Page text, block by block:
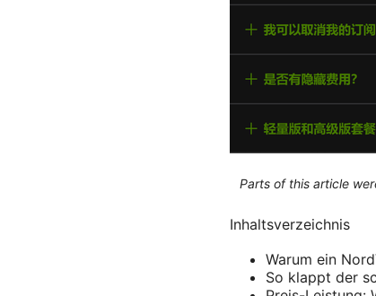
Parts of this article
Inhaltsverzeichnis
Warum ein
So klappt der